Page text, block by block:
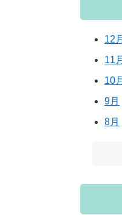
12月
11月
10月
9月
8月